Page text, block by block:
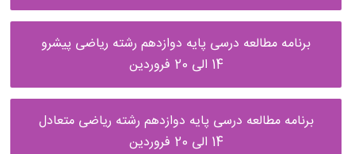
برنامه مطالعه درسی پایه دوازدهم رشته ریاضی پیشرو
14 الی 20 فروردین
برنامه مطالعه درسی پایه دوازدهم رشته ریاضی متعادل
14 الی 20 فروردین